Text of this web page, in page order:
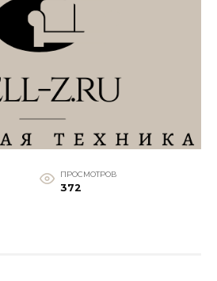
ПРОСМОТРОВ
372